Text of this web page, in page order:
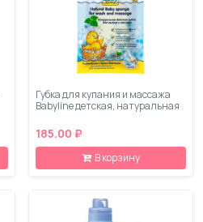
Губка для купания и массажа
Babyline детская, натуральная
185.00 ₽
В корзину